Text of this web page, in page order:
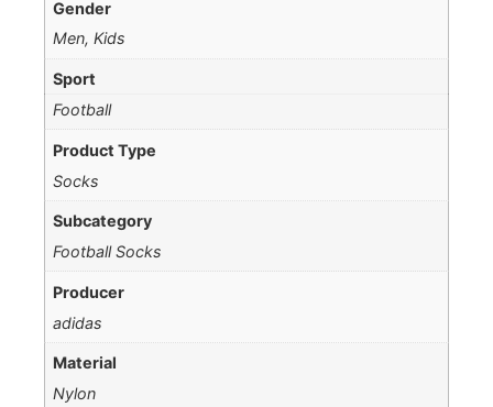
Gender
Men, Kids
Sport
Football
Product Type
Socks
Subcategory
Football Socks
Producer
adidas
Material
Nylon